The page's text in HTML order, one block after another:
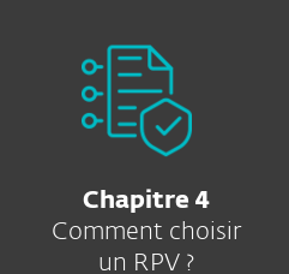
Chapitre 4
Comment choisir
un RPV ?